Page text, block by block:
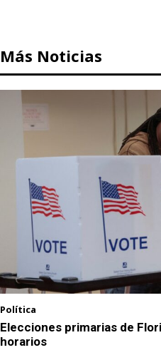
Más Noticias
Política
Elecciones primarias de
horarios